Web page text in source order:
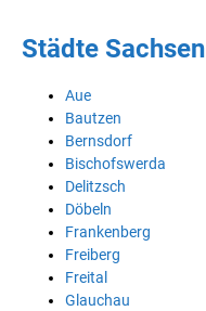
Städte Sachsen
Aue
Bautzen
Bernsdorf
Bischofswerda
Delitzsch
Döbeln
Frankenberg
Freiberg
Freital
Glauchau